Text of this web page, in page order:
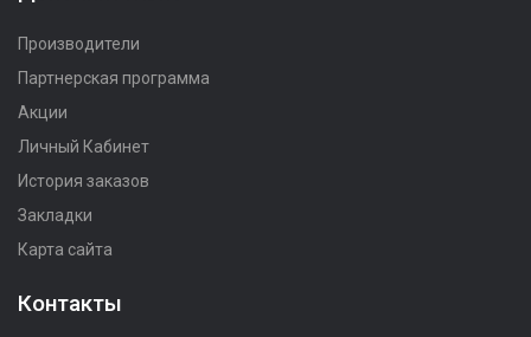
Производители
Партнерская программа
Акции
Личный Кабинет
История заказов
Закладки
Карта сайта
Контакты